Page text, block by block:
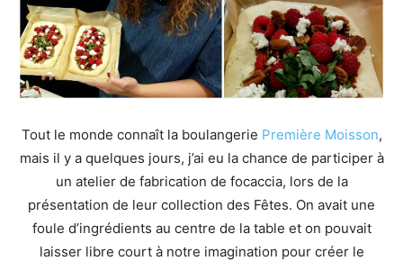
Tout le monde connaît la boulangerie Première Moisson,
mais il y a quelques jours, j’ai eu la chance de participer à
un atelier de fabrication de focaccia, lors de la
présentation de leur collection des Fêtes. On avait une
foule d’ingrédients au centre de la table et on pouvait
laisser libre court à notre imagination pour créer le